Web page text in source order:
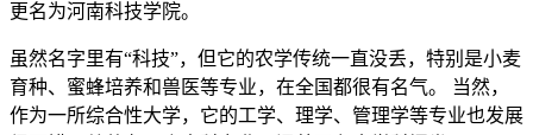
更名为河南科技学院。
虽然名字里有“科技”，但它的农学传统一直没丢，特别是小麦
育种、蜜蜂培养和兽医等专业，在全国都很有名气。 当然，
作为一所综合性大学，它的工学、理学、管理学等专业也发展